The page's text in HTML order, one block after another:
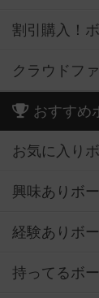
割引購入！
クラウドフ
おすすめ
お気に入り
興味ありボ
経験ありボ
持ってるボ